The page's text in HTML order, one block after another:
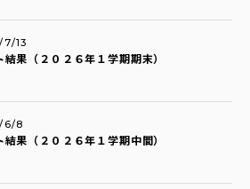
結果（２０２６年１学期期末）
13
結果（２０２６年１学期中間）
6/8